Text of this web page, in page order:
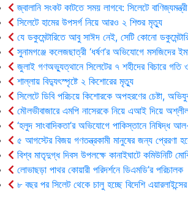
জ্বালানি সংকট কাটতে সময় লাগবে: সিলেটে বাণিজ্যমন্ত্রী
সিলেটে হামের উপসর্গ নিয়ে আরও ২ শিশুর মৃত্যু
যে ডকুমেন্টারিতে আবু সাঈদ নেই, সেটি কোনো
সুনামগঞ্জে কলেজছাত্রী ‘ধর্ষণ’র অভিযোগে মসজিদের
জুলাই গণঅভ্যুত্থানে সিলেটের ৭ শহীদের বিচারে গতি
শাল্লায় বিদ্যুৎস্পৃষ্টে ২ কিশোরের মৃত্যু
সিলেটে ডিবি পরিচয়ে কিশোরকে অপহরণের চেষ্টা,
মৌলভীবাজারে এমপি নাসেরকে নিয়ে এআই দিয়ে
‘হলুদ সাংবাদিকতা’র অভিযোগে পাকিস্তানে নিষিদ্ধ
৫ আগস্টের বিজয় গণতন্ত্রকামী মানুষের জন্য প্রেরণা
বিশ্ব মাতৃদুগ্ধ দিবস উপলক্ষে কানাইঘাটে কমিউনিটি
লোভাছড়া পাথর কোয়ারী পরিদর্শনে ডিএমডি’র পরিচালক
৮ বছর পর সিলেট থেকে চালু হচ্ছে বিদেশি